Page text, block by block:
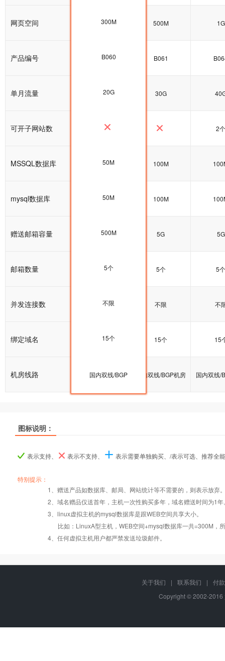
网页空间 600M 500M 1G
产品编号 B060 B061
单月流量 20G 30G
可开子网站数 2个
MSSQL数据库 100M 100M
mysql数据库 100M 100M
赠送邮箱容量 5G 5G 5G
邮箱数量 5个 5个 5个
并发连接数 不限 不限 不
绑定域名 15个 15个 15
机房线路 国内双线/BGP机房 国内双线/BGP机房 国内双线/
300M
B060
20G
50M
50M
500M
5个
不限
15个
国内双线/BGP
产品名称
Windows2008/
Linux
Windows2008/
Linux
产品名称
错误页面定义
产品名称
数据定期备份
数据自助恢复
图标说明：
表示支持、 表示不支持、 表示需要单独购买、/表示可选、推荐全
特别提示：
1、赠送产品如数据库、邮局、网站统计等不需要的，则表示放弃
2、域名赠品仅送首年，主机一次性购买多年，域名赠送时间为1年
3、linux虚拟主机的mysql数据库是跟WEB空间共享大小。
比如：LinuxA型主机，WEB空间+mysql数据库一共=300M，
4、任何虚拟主机用户都严禁发送垃圾邮件。
关于我们 | 联系我们 |
付
Copyright © 2002-